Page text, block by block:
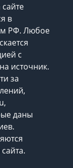
в
РФ. Любое
с
источник.
за
даны